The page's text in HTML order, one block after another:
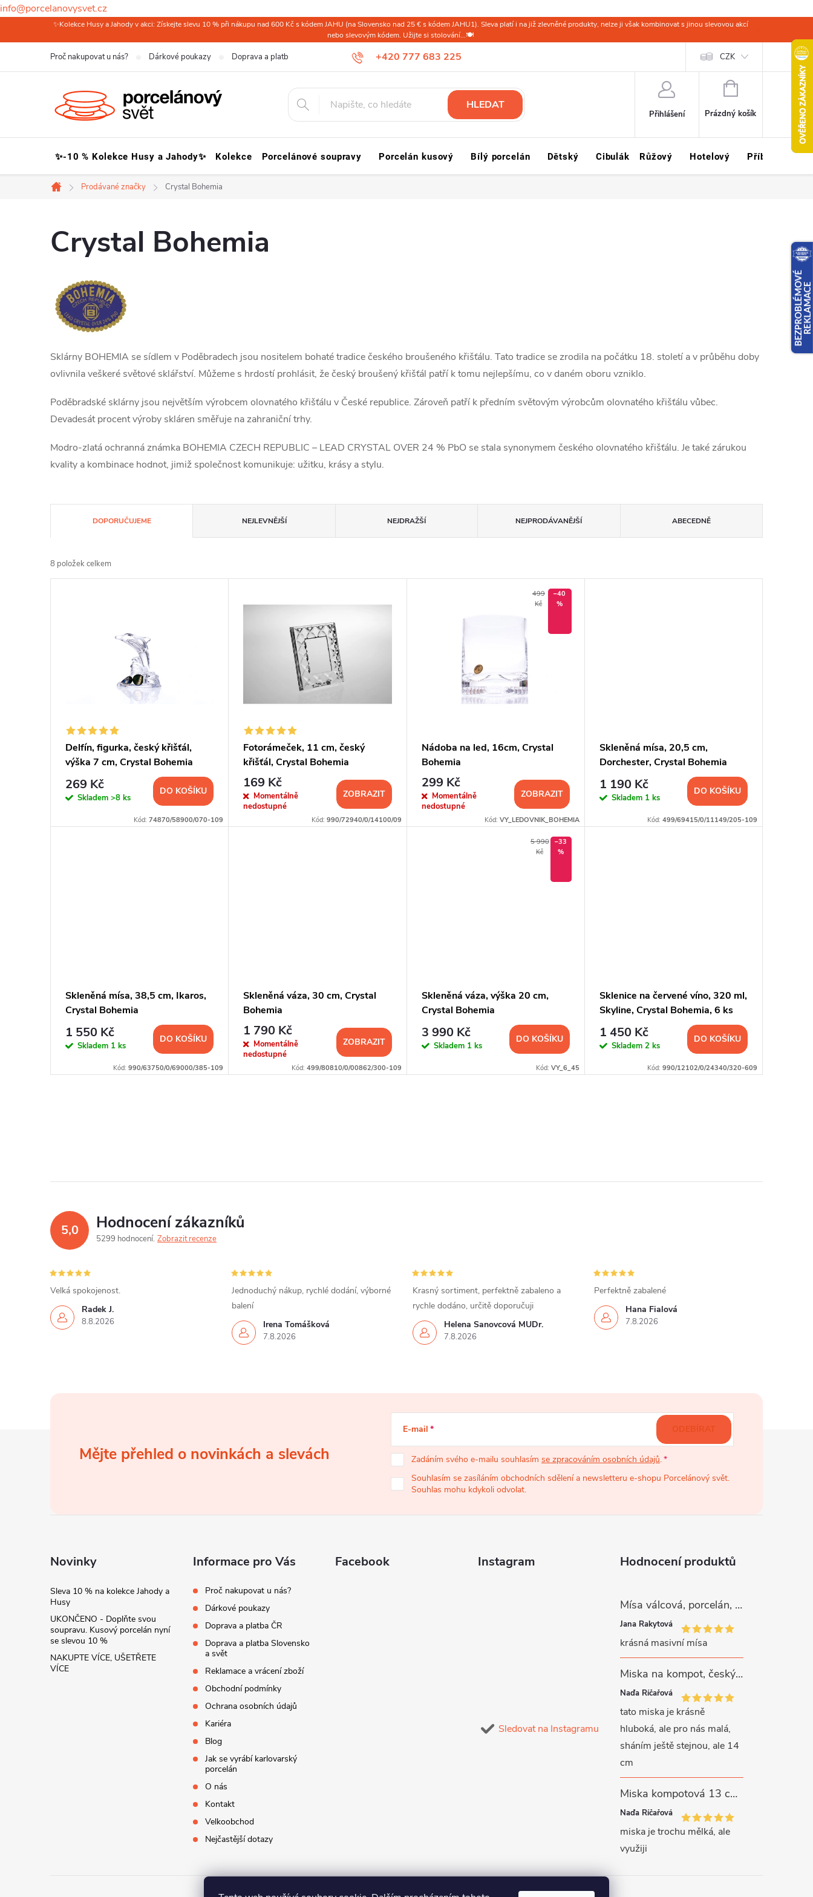
info@porcelanovysvet.cz
na
✨Kolekce Husy a Jahody v akci: Získejte slevu 10 % při nákupu nad 600 Kč s kódem JAHU (na Slovensko nad 25 € s kódem JAHU1). Sleva platí i na již zlevněné produkty, nelze ji však kombinovat s jinou slevovou akcí
nebo slevovým kódem. Užijte si stolování...🍽️
+420 777 683 225
Proč nakupovat u nás? Dárkové poukazy Doprava a platba ČR Doprava a platba Slovensko a svět Ochrana osobních údajů Kariéra
CZK
HLEDAT
Přihlášení
NÁKUPNÍ
Prázdný košík
✨-10 % Kolekce Husy a Jahody✨ Kolekce Porcelánové soupravy Porcelán kusový Bílý porcelán Dětský Cibulák Růžový Hotelový Příbory Sklo
Domů
Prodávané značky Crystal Bohemia
Crystal Bohemia
Sklárny BOHEMIA se sídlem v Poděbradech jsou nositelem bohaté tradice českého broušeného křišťálu. Tato tradice se zrodila na počátku 18. století a v průběhu doby
ovlivnila veškeré světové sklářství. Můžeme s hrdostí prohlásit, že český broušený křišťál patří k tomu nejlepšímu, co v daném oboru vzniklo.
Poděbradské sklárny jsou největším výrobcem olovnatého křišťálu v České republice. Zároveň patří k předním světovým výrobcům olovnatého křišťálu vůbec.
Devadesát procent výroby skláren směřuje na zahraniční trhy.
Modro-zlatá ochranná známka BOHEMIA CZECH REPUBLIC – LEAD CRYSTAL OVER 24 % PbO se stala synonymem českého olovnatého křišťálu. Je také zárukou
kvality a kombinace hodnot, jimiž společnost komunikuje: užitku, krásy a stylu.
a
z
u
DOPORUČUJEME NEJLEVNĚJŠÍ NEJDRAŽŠÍ NEJPRODÁVANĚJŠÍ ABECEDNĚ
8 položek celkem
d
Delfín, figurka, český křišťál,
výška 7 cm, Crystal Bohemia
269 Kč
Skladem >8 ks
DO KOŠÍKU
Kód:74870/58900/070-109
Fotorámeček, 11 cm, český
křišťál, Crystal Bohemia
169 Kč
Momentálně
nedostupné
ZOBRAZIT
Kód: 990/72940/0/14100/09
499
Kč
–40
%
Nádoba na led, 16cm, Crystal
Bohemia
299 Kč
Momentálně
nedostupné
ZOBRAZIT
Kód: VY_LEDOVNIK_BOHEMIA
Skleněná mísa, 20,5 cm,
Dorchester, Crystal Bohemia
1 190 Kč
Skladem 1 ks
DO KOŠÍKU
Kód: 499/69415/0/11149/205-109
Skleněná mísa, 38,5 cm, Ikaros,
Crystal Bohemia
1 550 Kč
Skladem 1 ks
DO KOŠÍKU
Kód:990/63750/0/69000/385-109
Skleněná váza, 30 cm, Crystal
Bohemia
1 790 Kč
Momentálně
nedostupné
ZOBRAZIT
Kód: 499/80810/0/00862/300-109
5 990
Kč
–33
%
Skleněná váza, výška 20 cm,
Crystal Bohemia
3 990 Kč
Skladem 1 ks
DO KOŠÍKU
Kód: VY_6_45
Sklenice na červené víno, 320 ml,
Skyline, Crystal Bohemia, 6 ks
1 450 Kč
Skladem 2 ks
DO KOŠÍKU
Kód: 990/12102/0/24340/320-609
d
a
c
í
p
u
5,0 Hodnocení zákazníků
5299 hodnocení Zobrazit recenze
Radek J.
8.8.2026
Velká spokojenost.
Irena Tomášková
7.8.2026
Jednoduchý nákup, rychlé dodání, výborné
balení
Helena Šanovcová MUDr.
7.8.2026
Krasný sortiment, perfektně zabaleno a
rychle dodáno, určitě doporučuji
Hana Fialová
7.8.2026
Perfektně zabalené
Mějte přehled o novinkách a slevách
E-mail
Zadáním svého e-mailu souhlasím se zpracováním osobních údajů.
Souhlasím se zasíláním obchodních sdělení a newsletteru e-shopu Porcelánový svět.
Souhlas mohu kdykoli odvolat.
ODEBÍRAT
Novinky
Sleva 10 % na kolekce Jahody a
Husy
UKONČENO - Doplňte svou
soupravu. Kusový porcelán nyní
se slevou 10 %
NAKUPTE VÍCE, UŠETŘETE
VÍCE
Informace pro Vás
Proč nakupovat u nás?
Dárkové poukazy
Doprava a platba ČR
Doprava a platba Slovensko
a svět
Reklamace a vrácení zboží
Obchodní podmínky
Ochrana osobních údajů
Kariéra
Blog
Jak se vyrábí karlovarský
porcelán
O nás
Kontakt
Velkoobchod
Nejčastější dotazy
Facebook Instagram
Sledovat na Instagramu
Hodnocení produktů
Mísa válcová, porcelán, růžové kytičky, 26 cm, G. Benedikt
Jana Rakytová
krásná masivní mísa
Miska na kompot, český porcelán, Rona, 12,5 cm, bílý, G. Benedikt
Naďa Říčařová
tato miska je krásně
hluboká, ale pro nás malá,
sháním ještě stejnou, ale 14
cm
Miska kompotová 13 cm, bílý porcelán, Verona, G. Benedikt
Naďa Říčařová
miska je trochu mělká, ale
využiji